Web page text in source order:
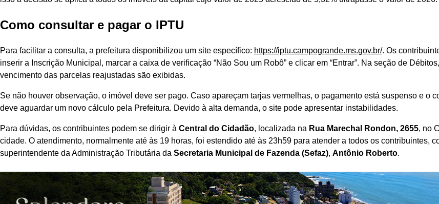
Como consultar e pagar o IPTU
Para facilitar a consulta, a prefeitura disponibilizou um site específico: https://iptu.campogrande.ms.gov.br/. Os
inserir a Inscrição Municipal, marcar a caixa de verificação “Não Sou um Robô” e clicar em “Entrar”. Na seção de
vencimento das parcelas reajustadas são exibidas.
Se não houver observação, o imóvel deve ser pago. Caso apareçam tarjas vermelhas, o pagamento está suspenso e o
deve aguardar um novo cálculo pela Prefeitura. Devido à alta demanda, o site pode apresentar instabilidades.
Para dúvidas, os contribuintes podem se dirigir à Central do Cidadão, localizada na Rua Marechal Rondon, 2655, no
cidade. O atendimento, normalmente até às 19 horas, foi estendido até às 23h59 para atender a todos os contribuintes,
superintendente da Administração Tributária da Secretaria Municipal de Fazenda (Sefaz), Antônio Roberto.